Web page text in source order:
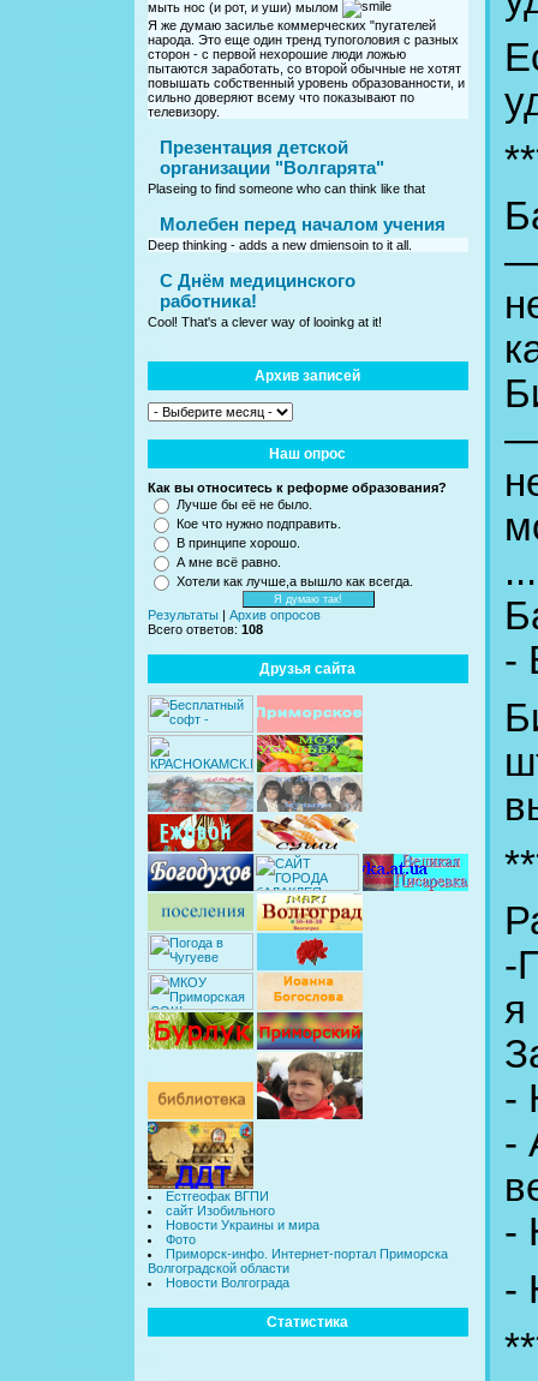
мыть нос (и рот, и уши) мылом
Я же думаю засилье коммерческих "пугателей
народа. Это еще один тренд тупоголовия с разных
сторон - с первой нехорошие люди ложью
пытаются заработать, со второй обычные не хотят
повышать собственный уровень образованности, и
сильно доверяют всему что показывают по
телевизору.
Презентация детской
организации "Волгарята"
Plaseing to find someone who can think like that
Молебен перед началом учения
Deep thinking - adds a new dmiensoin to it all.
C Днём медицинского
работника!
Cool! That's a clever way of looinkg at it!
Архив записей
Наш опрос
Как вы относитесь к реформе образования?
Лучше бы её не было.
Кое что нужно подправить.
В принципе хорошо.
А мне всё равно.
Хотели как лучше,а вышло как всегда.
Результаты
Архив опросов
Всего ответов: 108
Друзья сайта
Естгеофак ВГПИ
сайт Изобильного
Новости Украины и мира
Фото
Приморск-инфо. Интернет-портал Приморска
Волгоградской области
Новости Волгограда
Статистика
—
—
...
-
-
я
-
-
-
-